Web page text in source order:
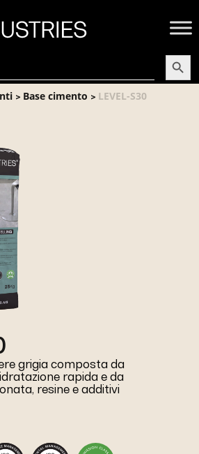
Search
> Base cimento > LEVEL-S30
grigia composta da
rapida e da
resine e additivi